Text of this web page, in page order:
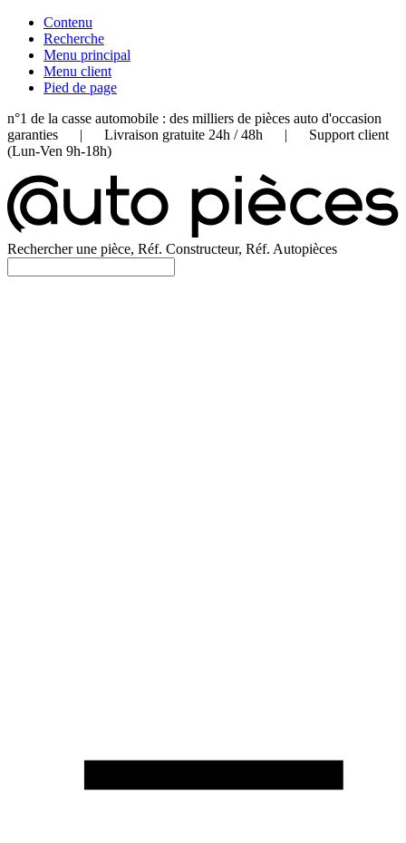
Contenu
Recherche
Menu principal
Menu client
Pied de page
n°1 de la casse automobile : des milliers de pièces auto d'occasion
garanties | Livraison gratuite 24h / 48h | Support client
(Lun-Ven 9h-18h)
Rechercher une pièce, Réf. Constructeur, Réf. Autopièces